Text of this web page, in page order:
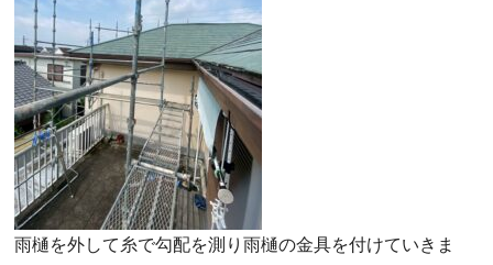
雨樋を外して糸で勾配を測り雨樋の金具を付けていきま